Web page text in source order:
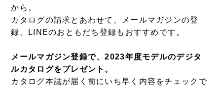
から。
カタログの請求とあわせて、メールマガジンの登
録、LINEのおともだち登録もおすすめです。
メールマガジン登録で、2023年度モデルのデジタ
ルカタログをプレゼント。
カタログ本誌が届く前にいち早く内容をチェックで